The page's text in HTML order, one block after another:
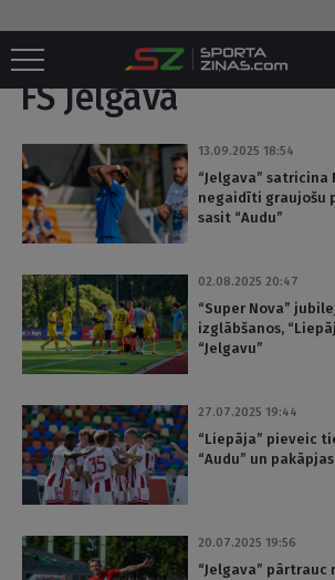
Sākums FS Jelgava / Lapa 2
FS Jelgava
13.09.2025 18:54
“Jelgava” satricina
negaidīti graujošu
sasit “Audu”
02.08.2025 20:47
“Super Nova”
izglābšanos,
“Jelgavu”
27.07.2025 19:44
“Liepāja” pieveic
“Audu” un
20.07.2025 19:56
“Jelgava” pārtrauc